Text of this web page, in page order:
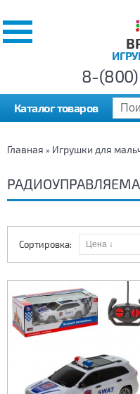
8-
Каталог товаров
Главная » Игрушки для
Сортировка: